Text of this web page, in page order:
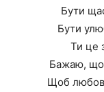
Бути
Бути
Ти це
Бажаю,
Щоб